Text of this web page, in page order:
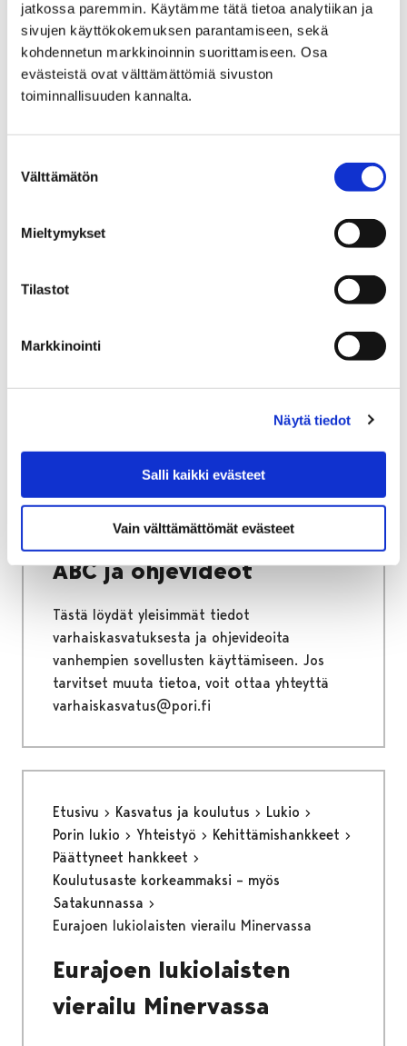
jatkossa paremmin. Käytämme tätä tietoa analytiikan ja
sivujen käyttökokemuksen parantamiseen, sekä
kohdennetun markkinoinnin suorittamiseen. Osa
evästeistä ovat välttämättömiä sivuston
toiminnallisuuden kannalta.
valinta
Välttämätön
Mieltymykset
Tilastot
Markkinointi
Näytä tiedot
Salli kaikki evästeet
Vain välttämättömät evästeet
Etusivu
Kaupunki ja hallinto
Päätöksenteko
Esityslistat ja pöytäkirjat
Tekninen lautakunta, päätöslista 23.6.2026
Tekninen lautakunta,
päätöslista 23.6.2026
Etusivu
Kasvatus ja koulutus
Varhaiskasvatus ja esiopetus
ABC ja ohjeet
ABC ja ohjevideot
Tästä löydät yleisimmät tiedot
varhaiskasvatuksesta ja ohjevideoita
vanhempien sovellusten käyttämiseen. Jos
tarvitset muuta tietoa, voit ottaa yhteyttä
varhaiskasvatus@pori.fi
Etusivu Kasvatus ja koulutus
Lukio
Porin lukio
Yhteistyö
Kehittämishankkeet
Päättyneet hankkeet
Koulutusaste korkeammaksi – myös
Satakunnassa
Eurajoen lukiolaisten vierailu Minervassa
Eurajoen lukiolaisten
vierailu Minervassa